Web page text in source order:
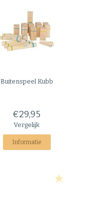
BuitenspeelKubb
€29,95
Vergelijk
Informatie